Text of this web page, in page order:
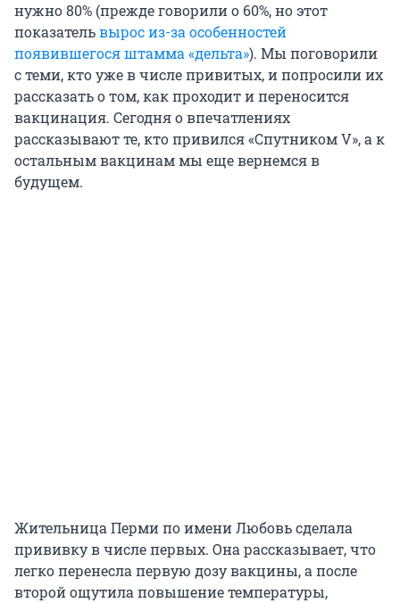
нужно 80% (прежде говорили о 60%, но этот
показательвырос из-за особенностей
появившегося штамма «дельта»). Мы поговорили
с теми, кто уже в числе привитых, и попросили их
рассказать о том, как проходит и переносится
вакцинация. Сегодня о впечатлениях
рассказывают те, кто привился «Спутником V», а к
остальным вакцинам мы еще вернемся в
будущем.
Жительница Перми по имени Любовь сделала
прививку в числе первых. Она рассказывает, что
легко перенесла первую дозу вакцины, а после
второй ощутила повышение температуры,